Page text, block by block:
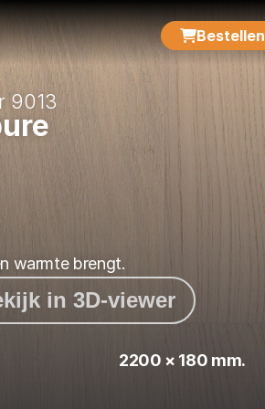
Bestellen
9013
warmte brengt.
in 3D-viewer
2200 × 180 mm.